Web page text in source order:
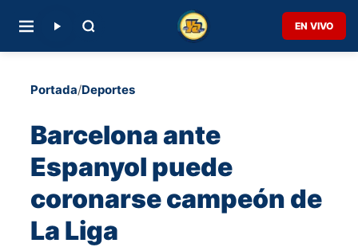
EN VIVO
Portada/Deportes
Barcelona ante
Espanyol puede
coronarse campeón de
La Liga